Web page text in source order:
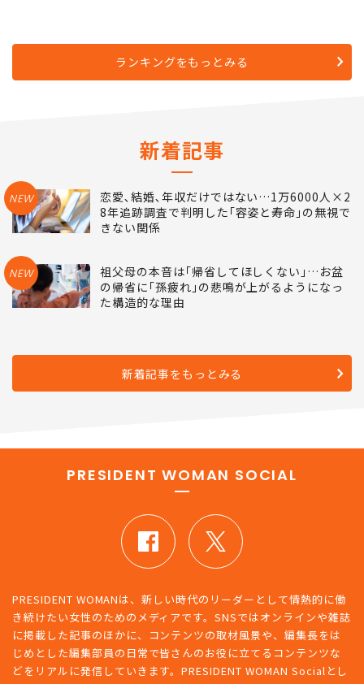
ランキングをもっとみる
新着記事
NEW
恋愛､結婚､年収だけではない…1万6000人×2
8年追跡調査で判明した｢容姿と寿命｣の無視で
きない関係
NEW
祖父母の本音は｢帰省してほしくない｣…お盆
の帰省に｢孫疲れ｣の悲鳴が上がるようになっ
た構造的な理由
新着記事をもっとみる
PRESIDENT WOMAN SOCIAL
PRESIDENT WOMANは、新しい時代のリーダーとして情熱的に働
き続けたい女性のためのメディアです。SNSではオンラインや雑誌
に掲載した記事のほかに、コンテンツの取材風景や、編集長をは
じめとした編集部員の日常で皆さんのお役に立てるコンテンツな
どをリアルに発信していきます。PRESIDENT WOMAN Socialとし